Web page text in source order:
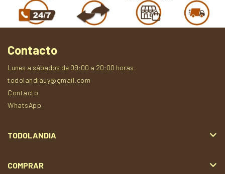
Contacto
Lunes a sábados de 09:00 a 20:00 horas.
todolandiauy@gmail.com
Contacto
WhatsApp
TODOLANDIA
COMPRAR